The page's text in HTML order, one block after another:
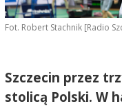
Fot. Robert Stachnik [Radio
Szczecin przez
stolicą Polski. W